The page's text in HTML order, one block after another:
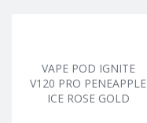
VAPE POD IGNITE
V120 PRO PENEAPPLE
ICE ROSE GOLD